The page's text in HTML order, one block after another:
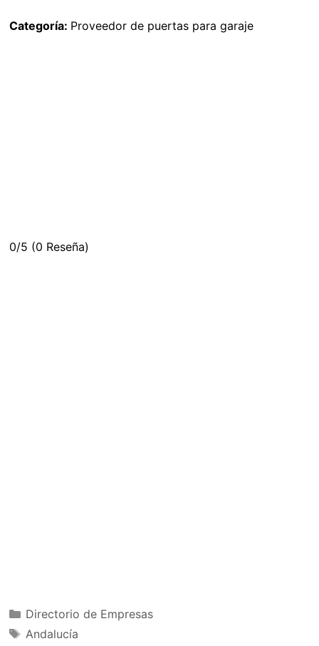
Categoría: Proveedor de puertas para garaje
0/5 (0 Reseña)
Categorías
Directorio de Empresas
Etiquetas
Andalucía